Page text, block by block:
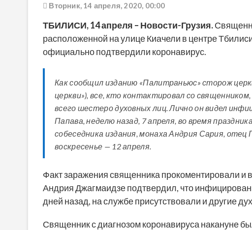
Вторник, 14 апреля, 2020, 00:00
ТБИЛИСИ,14 апреля – Новости-Грузия.
расположенной на улице Киачели в центре
официально подтвердили коронавирус.
Как сообщил изданию «Палитраньюс» сторож
церкви»), все, кто контактировал со
всего шестеро духовных лиц. Лично он видел
Папава, неделю назад, 7 апреля, во время
собеседника издания, монаха Андрия Сария, отец
воскресенье — 12 апреля.
Факт заражения священника прокоментировали и
Андрия Джагмаидзе подтвердил, что
дней назад, на службе присутствовали и другие
Священник с диагнозом коронавируса накануне